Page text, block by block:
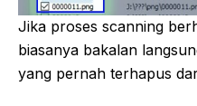
Jika proses scanning
biasanya bakalan
yang pernah terhapus